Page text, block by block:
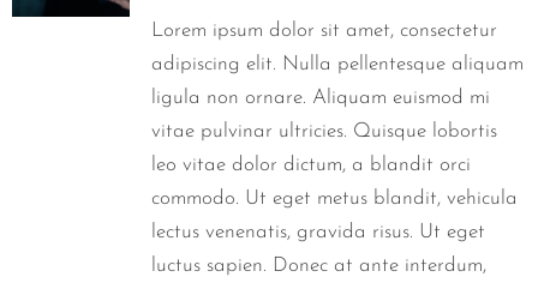
Lorem ipsum dolor sit amet, consectetur
adipiscing elit. Nulla pellentesque aliquam
ligula non ornare. Aliquam euismod mi
vitae pulvinar ultricies. Quisque lobortis
leo vitae dolor dictum, a blandit orci
commodo. Ut eget metus blandit, vehicula
lectus venenatis, gravida risus. Ut eget
luctus sapien. Donec at ante interdum,